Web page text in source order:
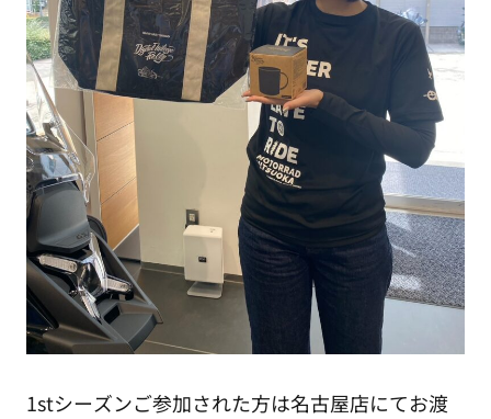
1stシーズンご参加された方は名古屋店にてお渡